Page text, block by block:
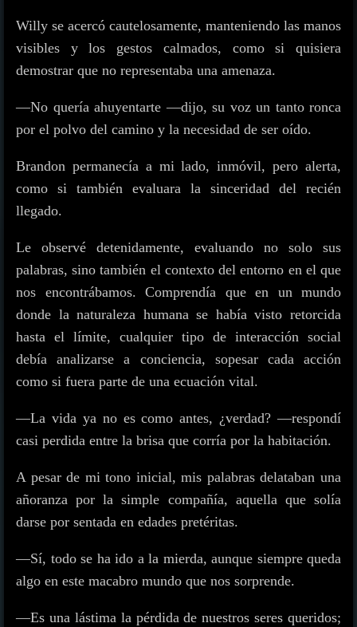
Willy se acercó cautelosamente, manteniendo las manos
visibles y los gestos calmados, como si quisiera
demostrar que no representaba una amenaza.
—No quería ahuyentarte —dijo, su voz un tanto ronca
por el polvo del camino y la necesidad de ser oído.
Brandon permanecía a mi lado, inmóvil, pero alerta,
como si también evaluara la sinceridad del recién
llegado.
Le observé detenidamente, evaluando no solo sus
palabras, sino también el contexto del entorno en el que
nos encontrábamos. Comprendía que en un mundo
donde la naturaleza humana se había visto retorcida
hasta el límite, cualquier tipo de interacción social
debía analizarse a conciencia, sopesar cada acción
como si fuera parte de una ecuación vital.
—La vida ya no es como antes, ¿verdad? —respondí
casi perdida entre la brisa que corría por la habitación.
A pesar de mi tono inicial, mis palabras delataban una
añoranza por la simple compañía, aquella que solía
darse por sentada en edades pretéritas.
—Sí, todo se ha ido a la mierda, aunque siempre queda
algo en este macabro mundo que nos sorprende.
—Es una lástima la pérdida de nuestros seres queridos;